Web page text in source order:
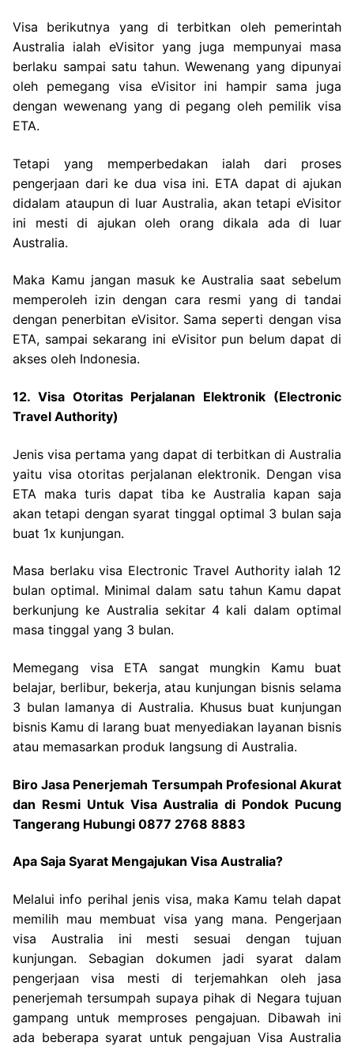
Visa berikutnya yang di terbitkan oleh pemerintah
Australia ialah eVisitor yang juga mempunyai masa
berlaku sampai satu tahun. Wewenang yang dipunyai
oleh pemegang visa eVisitor ini hampir sama juga
dengan wewenang yang di pegang oleh pemilik visa
ETA.
Tetapi yang memperbedakan ialah dari proses
pengerjaan dari ke dua visa ini. ETA dapat di ajukan
didalam ataupun di luar Australia, akan tetapi eVisitor
ini mesti di ajukan oleh orang dikala ada di luar
Australia.
Maka Kamu jangan masuk ke Australia saat sebelum
memperoleh izin dengan cara resmi yang di tandai
dengan penerbitan eVisitor. Sama seperti dengan visa
ETA, sampai sekarang ini eVisitor pun belum dapat di
akses oleh Indonesia.
12. Visa Otoritas Perjalanan Elektronik (Electronic
Travel Authority)
Jenis visa pertama yang dapat di terbitkan di Australia
yaitu visa otoritas perjalanan elektronik. Dengan visa
ETA maka turis dapat tiba ke Australia kapan saja
akan tetapi dengan syarat tinggal optimal 3 bulan saja
buat 1x kunjungan.
Masa berlaku visa Electronic Travel Authority ialah 12
bulan optimal. Minimal dalam satu tahun Kamu dapat
berkunjung ke Australia sekitar 4 kali dalam optimal
masa tinggal yang 3 bulan.
Memegang visa ETA sangat mungkin Kamu buat
belajar, berlibur, bekerja, atau kunjungan bisnis selama
3 bulan lamanya di Australia. Khusus buat kunjungan
bisnis Kamu di larang buat menyediakan layanan bisnis
atau memasarkan produk langsung di Australia.
Biro Jasa Penerjemah Tersumpah Profesional Akurat
dan Resmi Untuk Visa Australia di Pondok Pucung
Tangerang Hubungi 0877 2768 8883
Apa Saja Syarat Mengajukan Visa Australia?
Melalui info perihal jenis visa, maka Kamu telah dapat
memilih mau membuat visa yang mana. Pengerjaan
visa Australia ini mesti sesuai dengan tujuan
kunjungan. Sebagian dokumen jadi syarat dalam
pengerjaan visa mesti di terjemahkan oleh jasa
penerjemah tersumpah supaya pihak di Negara tujuan
gampang untuk memproses pengajuan. Dibawah ini
ada beberapa syarat untuk pengajuan Visa Australia